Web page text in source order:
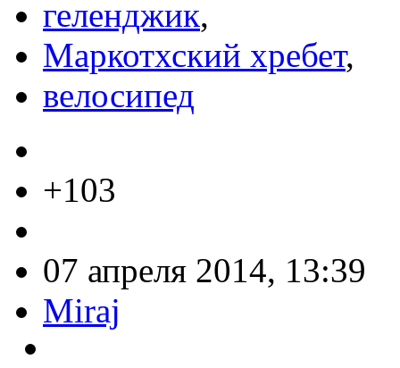
геленджик,
Маркотхский хребет,
велосипед
+103
07 апреля 2014, 13:39
Miraj